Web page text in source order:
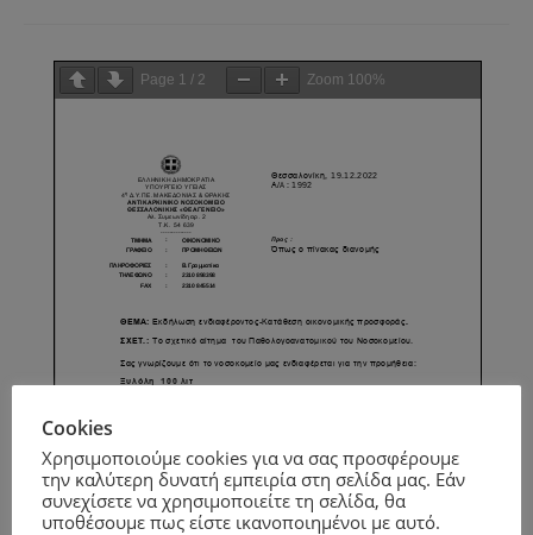
Page 1 / 2 Zoom 100%
Cookies
Χρησιμοποιούμε cookies για να σας προσφέρουμε
την καλύτερη δυνατή εμπειρία στη σελίδα μας. Εάν
συνεχίσετε να χρησιμοποιείτε τη σελίδα, θα
υποθέσουμε πως είστε ικανοποιημένοι με αυτό.